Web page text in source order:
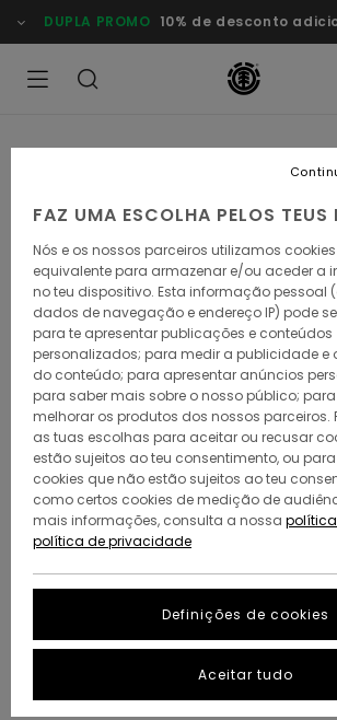
para
a
DUPLA PROMO 10% de desconto
FAZ UMA ESCOLHA PELOS TEUS
Nós e os nossos parceiros utilizamos
equivalente para armazenar e/ou aceder a
no teu dispositivo. Esta informação pessoal
dados de navegação e endereço IP) pode
para te apresentar publicações e conteúdos
personalizados; para medir a publicidade e
do conteúdo; para apresentar anúncios
para saber mais sobre o nosso público;
melhorar os produtos dos nossos parceiros.
as tuas escolhas para aceitar ou recusar
estão sujeitos ao teu consentimento, ou
cookies que não estão sujeitos ao teu
como certos cookies de medição de
mais informações, consulta a nossa política
política de privacidade
Definições de cookies
Aceitar tudo